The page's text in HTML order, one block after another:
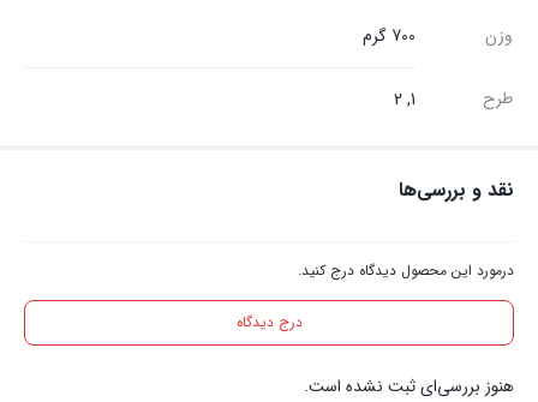
وزن 700 گرم
طرح 1, 2
نقد و بررسی‌ها
درمورد این محصول دیدگاه درج کنید.
درج دیدگاه
هنوز بررسی‌ای ثبت نشده است.